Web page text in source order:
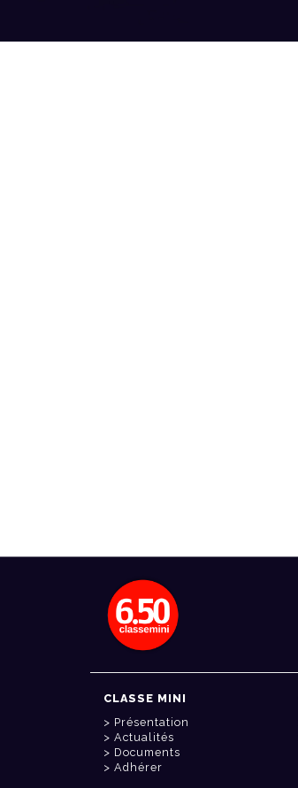
CLASSE MINI
Présentation
Actualités
Documents
Adhérer